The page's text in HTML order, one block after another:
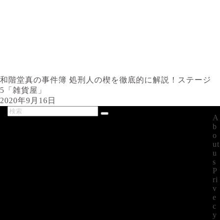
和階堂真の事件簿 処刑人の楔を徹底的に解説！ステージ
5「雑貨屋」
2020年9月16日
A
b
o
ut
u
s
P
ri
v
e
c
y